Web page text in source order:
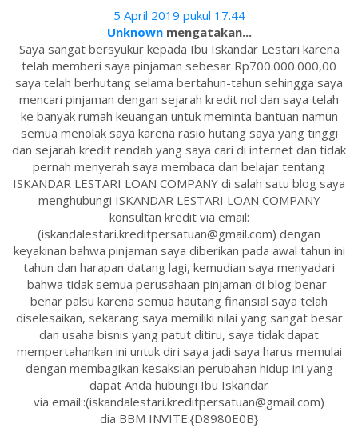
5 April 2019 pukul 17.44
Unknownmengatakan...
Saya sangat bersyukur kepada Ibu Iskandar Lestari karena
telah memberi saya pinjaman sebesar Rp700.000.000,00
saya telah berhutang selama bertahun-tahun sehingga saya
mencari pinjaman dengan sejarah kredit nol dan saya telah
ke banyak rumah keuangan untuk meminta bantuan namun
semua menolak saya karena rasio hutang saya yang tinggi
dan sejarah kredit rendah yang saya cari di internet dan tidak
pernah menyerah saya membaca dan belajar tentang
ISKANDAR LESTARI LOAN COMPANY di salah satu blog saya
menghubungi ISKANDAR LESTARI LOAN COMPANY
konsultan kredit via email:
(iskandalestari.kreditpersatuan@gmail.com) dengan
keyakinan bahwa pinjaman saya diberikan pada awal tahun ini
tahun dan harapan datang lagi, kemudian saya menyadari
bahwa tidak semua perusahaan pinjaman di blog benar-
benar palsu karena semua hautang finansial saya telah
diselesaikan, sekarang saya memiliki nilai yang sangat besar
dan usaha bisnis yang patut ditiru, saya tidak dapat
mempertahankan ini untuk diri saya jadi saya harus memulai
dengan membagikan kesaksian perubahan hidup ini yang
dapat Anda hubungi Ibu Iskandar
via email::(iskandalestari.kreditpersatuan@gmail.com)
dia BBM INVITE:{D8980E0B}